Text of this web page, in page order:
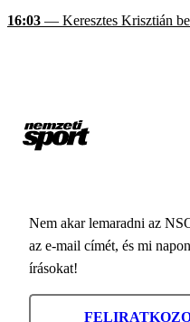
16:03 — Keresztes Krisztián
Nem akar lemaradni az
az e-mail címét, és mi
írásokat!